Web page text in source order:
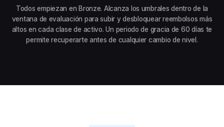
Todos empiezan en Bronze. Alcanza los umbrales dentro de la
ventana de evaluación para subir y desbloquear reembolsos más
altos en cada clase de activo. Un periodo de gracia de 60 días te
permite recuperarte antes de cualquier cambio de nivel.